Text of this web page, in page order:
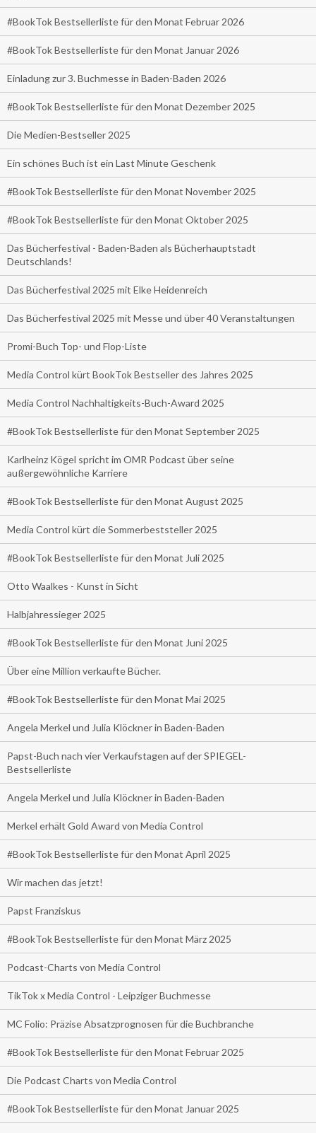
#BookTok Bestsellerliste für den Monat Februar 2026
#BookTok Bestsellerliste für den Monat Januar 2026
Einladung zur 3. Buchmesse in Baden-Baden 2026
#BookTok Bestsellerliste für den Monat Dezember 2025
Die Medien-Bestseller 2025
Ein schönes Buch ist ein Last Minute Geschenk
#BookTok Bestsellerliste für den Monat November 2025
#BookTok Bestsellerliste für den Monat Oktober 2025
Das Bücherfestival - Baden-Baden als Bücherhauptstadt
Deutschlands!
Das Bücherfestival 2025 mit Elke Heidenreich
Das Bücherfestival 2025 mit Messe und über 40 Veranstaltungen
Promi-Buch Top- und Flop-Liste
Media Control kürt BookTok Bestseller des Jahres 2025
Media Control Nachhaltigkeits-Buch-Award 2025
#BookTok Bestsellerliste für den Monat September 2025
Karlheinz Kögel spricht im OMR Podcast über seine
außergewöhnliche Karriere
#BookTok Bestsellerliste für den Monat August 2025
Media Control kürt die Sommerbeststeller 2025
#BookTok Bestsellerliste für den Monat Juli 2025
Otto Waalkes - Kunst in Sicht
Halbjahressieger 2025
#BookTok Bestsellerliste für den Monat Juni 2025
Über eine Million verkaufte Bücher.
#BookTok Bestsellerliste für den Monat Mai 2025
Angela Merkel und Julia Klöckner in Baden-Baden
Papst-Buch nach vier Verkaufstagen auf der SPIEGEL-
Bestsellerliste
Angela Merkel und Julia Klöckner in Baden-Baden
Merkel erhält Gold Award von Media Control
#BookTok Bestsellerliste für den Monat April 2025
Wir machen das jetzt!
Papst Franziskus
#BookTok Bestsellerliste für den Monat März 2025
Podcast-Charts von Media Control
TikTok x Media Control - Leipziger Buchmesse
MC Folio: Präzise Absatzprognosen für die Buchbranche
#BookTok Bestsellerliste für den Monat Februar 2025
Die Podcast Charts von Media Control
#BookTok Bestsellerliste für den Monat Januar 2025